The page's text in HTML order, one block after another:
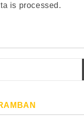
is processed.